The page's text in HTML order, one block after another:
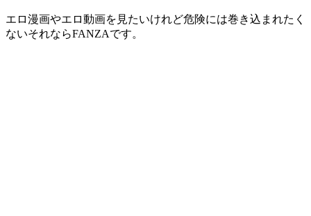
エロ漫画やエロ動画を見たいけれど危険には巻き込まれたく
ないそれならFANZAです。